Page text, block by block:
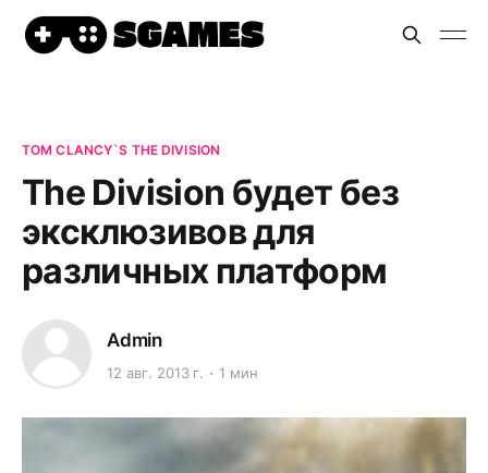
TOM CLANCY`S THE DIVISION
The Division будет без
эксклюзивов для
различных платформ
Admin
12 авг. 2013 г. 1 мин